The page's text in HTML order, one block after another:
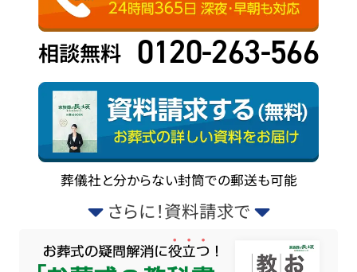
相談無料 0120-263-566
葬儀社と分からない封筒での郵送も可能
さらに！資料請求で